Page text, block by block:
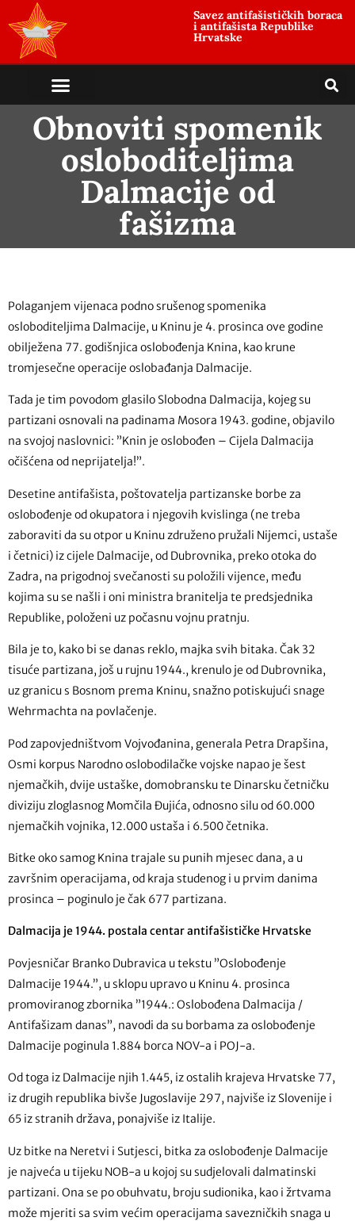
Savez antifašističkih boraca
i antifašista Republike
Hrvatske
Obnoviti spomenik
osloboditeljima
Dalmacije od
fašizma
Polaganjem vijenaca podno srušenog spomenika
osloboditeljima Dalmacije, u Kninu je 4. prosinca ove godine
obilježena 77. godišnjica oslobođenja Knina, kao krune
tromjesečne operacije oslobađanja Dalmacije.
Tada je tim povodom glasilo Slobodna Dalmacija, kojeg su
partizani osnovali na padinama Mosora 1943. godine, objavilo
na svojoj naslovnici: ”Knin je oslobođen – Cijela Dalmacija
očišćena od neprijatelja!”.
Desetine antifašista, poštovatelja partizanske borbe za
oslobođenje od okupatora i njegovih kvislinga (ne treba
zaboraviti da su otpor u Kninu združeno pružali Nijemci, ustaše
i četnici) iz cijele Dalmacije, od Dubrovnika, preko otoka do
Zadra, na prigodnoj svečanosti su položili vijence, među
kojima su se našli i oni ministra branitelja te predsjednika
Republike, položeni uz počasnu vojnu pratnju.
Bila je to, kako bi se danas reklo, majka svih bitaka. Čak 32
tisuće partizana, još u rujnu 1944., krenulo je od Dubrovnika,
uz granicu s Bosnom prema Kninu, snažno potiskujući snage
Wehrmachta na povlačenje.
Pod zapovjedništvom Vojvođanina, generala Petra Drapšina,
Osmi korpus Narodno oslobodilačke vojske napao je šest
njemačkih, dvije ustaške, domobransku te Dinarsku četničku
diviziju zloglasnog Momčila Đujića, odnosno silu od 60.000
njemačkih vojnika, 12.000 ustaša i 6.500 četnika.
Bitke oko samog Knina trajale su punih mjesec dana, a u
završnim operacijama, od kraja studenog i u prvim danima
prosinca – poginulo je čak 677 partizana.
Dalmacija je 1944. postala centar antifašističke Hrvatske
Povjesničar Branko Dubravica u tekstu ”Oslobođenje
Dalmacije 1944.”, u sklopu upravo u Kninu 4. prosinca
promoviranog zbornika ”1944.: Oslobođena Dalmacija /
Antifašizam danas”, navodi da su borbama za oslobođenje
Dalmacije poginula 1.884 borca NOV-a i POJ-a.
Od toga iz Dalmacije njih 1.445, iz ostalih krajeva Hrvatske 77,
iz drugih republika bivše Jugoslavije 297, najviše iz Slovenije i
65 iz stranih država, ponajviše iz Italije.
Uz bitke na Neretvi i Sutjesci, bitka za oslobođenje Dalmacije
je najveća u tijeku NOB-a u kojoj su sudjelovali dalmatinski
partizani. Ona se po obuhvatu, broju sudionika, kao i žrtvama
može mjeriti sa svim većim operacijama savezničkih snaga u